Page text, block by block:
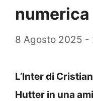
numerica
8 Agosto 2025 -
L’Inter di
Hutter in una